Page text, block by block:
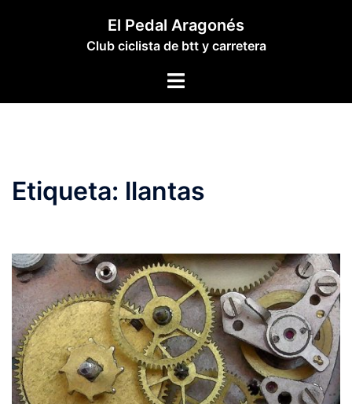
El Pedal Aragonés
Club ciclista de btt y carretera
Alternar
Etiqueta: llantas